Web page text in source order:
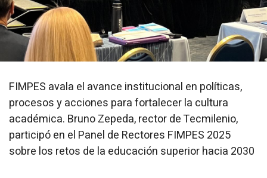
FIMPES avala el avance institucional en políticas,
procesos y acciones para fortalecer la cultura
académica. Bruno Zepeda, rector de Tecmilenio,
participó en el Panel de Rectores FIMPES 2025
sobre los retos de la educación superior hacia 2030